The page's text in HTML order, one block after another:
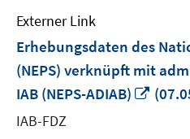
Externer Link
Erhebungsdaten des
(NEPS) verknüpft mit
IAB (NEPS-ADIAB)
In
IAB-FDZ